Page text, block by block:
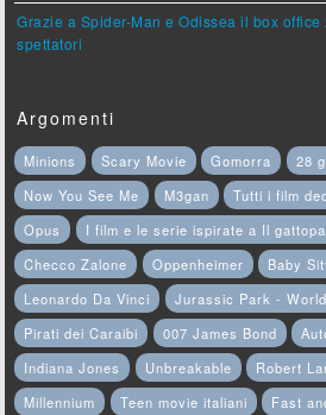
Grazie a Spider-Man e Odissea il box
spettatori
Argomenti
Minions Scary Movie Gomorra
28
Now You See Me
M3gan
Tutti i film
Opus
I film e le serie ispirate a Il
Checco Zalone
Oppenheimer Baby
Leonardo Da Vinci
Jurassic Park - World
Pirati dei Caraibi
007 James Bond
Indiana Jones
Unbreakable Robert
Millennium
Teen movie italiani
Fast